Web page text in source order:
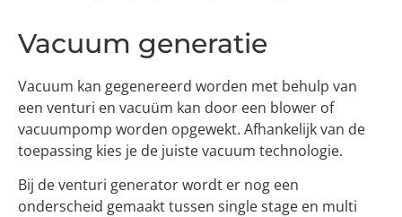
Vacuum generatie
Vacuum kan gegenereerd worden met behulp van
een venturi en vacuüm kan door een blower of
vacuumpomp worden opgewekt. Afhankelijk van de
toepassing kies je de juiste vacuum technologie.
Bij de venturi generator wordt er nog een
onderscheid gemaakt tussen single stage en multi